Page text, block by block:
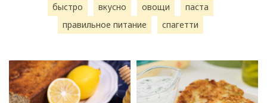
быстро вкусно овощи
паста
правильное питание
спагетти